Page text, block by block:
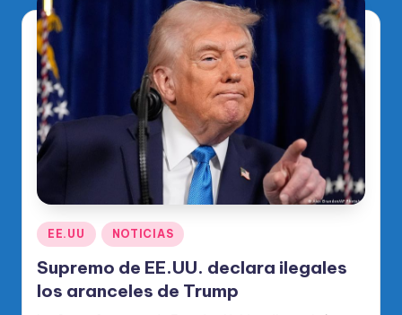
Publicado
en
EE.UU NOTICIAS
Supremo de EE.UU. declara ilegales
los aranceles de Trump